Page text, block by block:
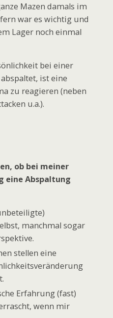
Mazen damals im
war es wichtig und
Lager noch einmal
bei einer
ist eine
zu reagieren (neben
u.a.).
ob bei meiner
eine Abspaltung
manchmal sogar
stellen eine
Erfahrung (fast)
wenn mir